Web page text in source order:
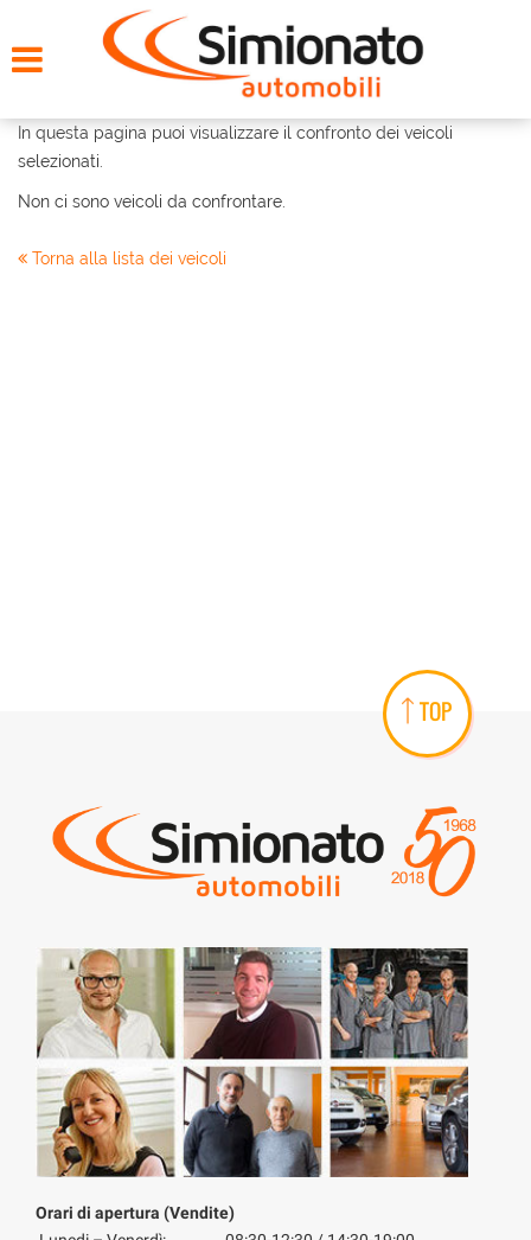
NOLEGGIO
In questa pagina puoi visualizzare il confronto dei veicoli
selezionati.
Non ci sono veicoli da confrontare.
Torna alla lista dei veicoli
TOP
Orari di apertura (Vendite)